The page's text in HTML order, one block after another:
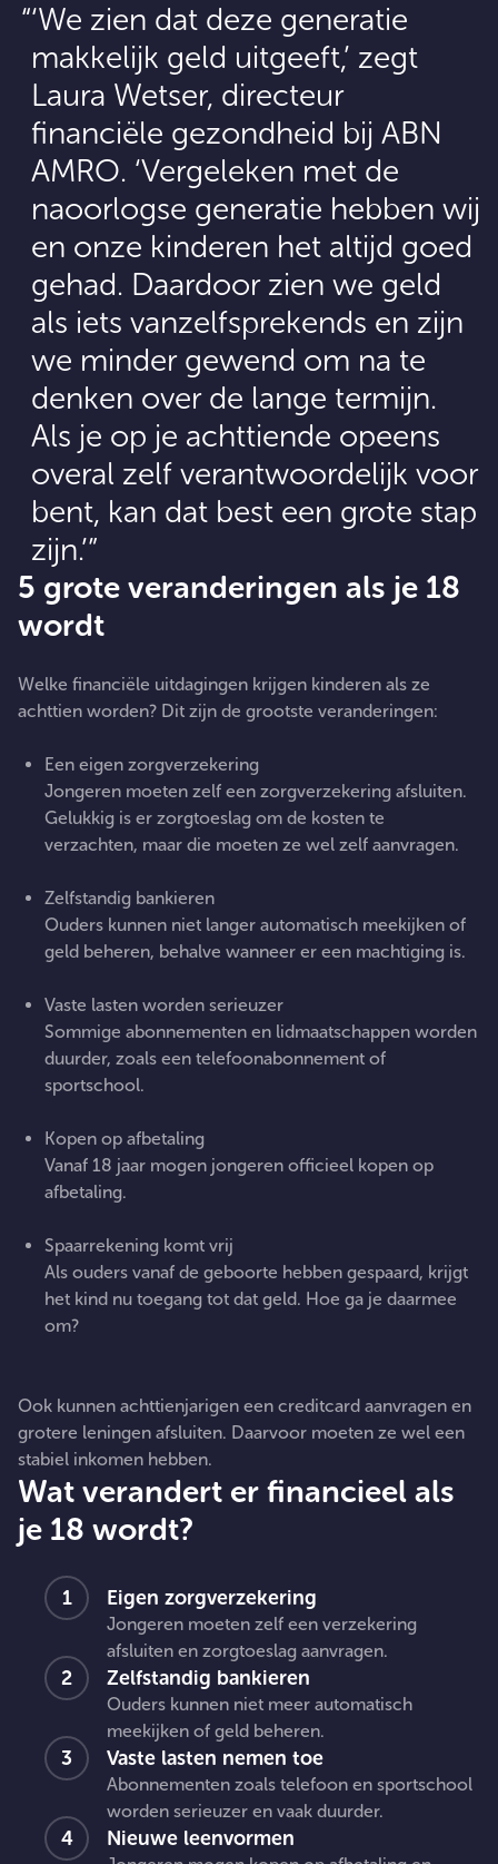
‘We zien dat deze generatie
makkelijk geld uitgeeft,’ zegt
Laura Wetser, directeur
financiële gezondheid bij ABN
AMRO. ‘Vergeleken met de
naoorlogse generatie hebben wij
en onze kinderen het altijd goed
gehad. Daardoor zien we geld
als iets vanzelfsprekends en zijn
we minder gewend om na te
denken over de lange termijn.
Als je op je achttiende opeens
overal zelf verantwoordelijk voor
bent, kan dat best een grote stap
zijn.’
5 grote veranderingen als je 18
wordt
Welke financiële uitdagingen krijgen kinderen als ze
achttien worden? Dit zijn de grootste veranderingen:
Een eigen zorgverzekering
Jongeren moeten zelf een zorgverzekering afsluiten.
Gelukkig is er zorgtoeslag om de kosten te
verzachten, maar die moeten ze wel zelf aanvragen.
Zelfstandig bankieren
Ouders kunnen niet langer automatisch meekijken of
geld beheren, behalve wanneer er een machtiging is.
Vaste lasten worden serieuzer
Sommige abonnementen en lidmaatschappen worden
duurder, zoals een telefoonabonnement of
sportschool.
Kopen op afbetaling
Vanaf 18 jaar mogen jongeren officieel kopen op
afbetaling.
Spaarrekening komt vrij
Als ouders vanaf de geboorte hebben gespaard, krijgt
het kind nu toegang tot dat geld. Hoe ga je daarmee
om?
Ook kunnen achttienjarigen een creditcard aanvragen en
grotere leningen afsluiten. Daarvoor moeten ze wel een
stabiel inkomen hebben.
Wat verandert er financieel als
je 18 wordt?
Eigen zorgverzekering
Jongeren moeten zelf een verzekering
afsluiten en zorgtoeslag aanvragen.
Zelfstandig bankieren
Ouders kunnen niet meer automatisch
meekijken of geld beheren.
Vaste lasten nemen toe
Abonnementen zoals telefoon en sportschool
worden serieuzer en vaak duurder.
Nieuwe leenvormen